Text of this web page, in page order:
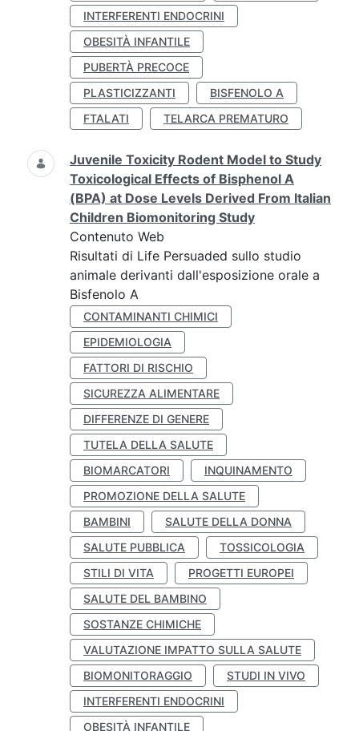
INTERFERENTI ENDOCRINI
OBESITÀ INFANTILE
PUBERTÀ PRECOCE
PLASTICIZZANTI
BISFENOLO A
FTALATI
TELARCA PREMATURO
Juvenile Toxicity Rodent Model to Study
Toxicological Effects of Bisphenol A
(BPA) at Dose Levels Derived From Italian
Children Biomonitoring Study
Contenuto Web
Risultati di Life Persuaded sullo studio
animale derivanti dall'esposizione orale a
Bisfenolo A
CONTAMINANTI CHIMICI
EPIDEMIOLOGIA
FATTORI DI RISCHIO
SICUREZZA ALIMENTARE
DIFFERENZE DI GENERE
TUTELA DELLA SALUTE
BIOMARCATORI
INQUINAMENTO
PROMOZIONE DELLA SALUTE
BAMBINI
SALUTE DELLA DONNA
SALUTE PUBBLICA
TOSSICOLOGIA
STILI DI VITA
PROGETTI EUROPEI
SALUTE DEL BAMBINO
SOSTANZE CHIMICHE
VALUTAZIONE IMPATTO SULLA SALUTE
BIOMONITORAGGIO
STUDI IN VIVO
INTERFERENTI ENDOCRINI
OBESITÀ INFANTILE